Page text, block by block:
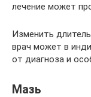
лечение может
Изменить
врач может в
от диагноза и
Мазь